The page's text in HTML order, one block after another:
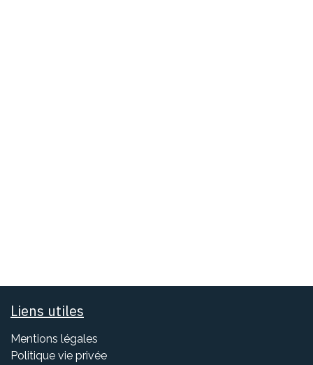
Liens utiles
Mentions légales
Politique vie privée